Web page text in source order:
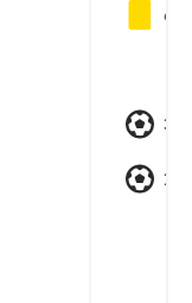
68
32
27